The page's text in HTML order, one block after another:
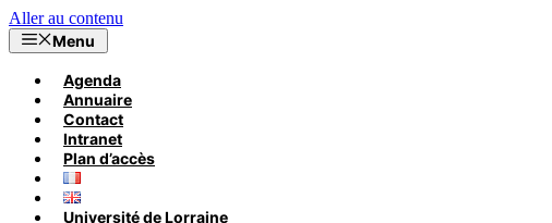
Aller au contenu
Menu
Agenda
Annuaire
Contact
Intranet
Plan d’accès
Université de Lorraine